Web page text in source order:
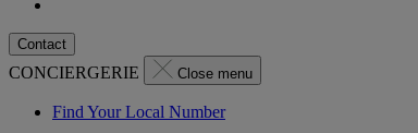
Contact
CONCIERGERIE Close menu
Find Your Local Number